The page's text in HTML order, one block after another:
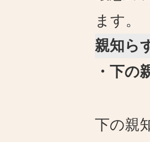
ます。
親知ら
・下の
下の親